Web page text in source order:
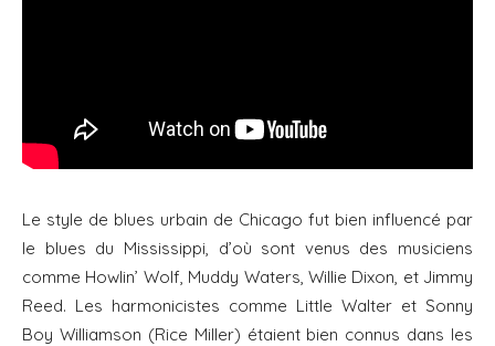
Le style de blues urbain de Chicago fut bien influencé par
le blues du Mississippi, d’où sont venus des musiciens
comme Howlin’ Wolf, Muddy Waters, Willie Dixon, et Jimmy
Reed. Les harmonicistes comme Little Walter et Sonny
Boy Williamson (Rice Miller) étaient bien connus dans les